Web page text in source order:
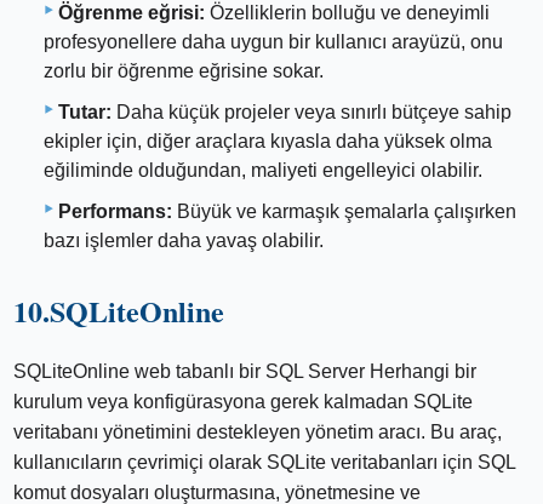
Öğrenme eğrisi: Özelliklerin bolluğu ve deneyimli
profesyonellere daha uygun bir kullanıcı arayüzü, onu
zorlu bir öğrenme eğrisine sokar.
Tutar: Daha küçük projeler veya sınırlı bütçeye sahip
ekipler için, diğer araçlara kıyasla daha yüksek olma
eğiliminde olduğundan, maliyeti engelleyici olabilir.
Performans: Büyük ve karmaşık şemalarla çalışırken
bazı işlemler daha yavaş olabilir.
10.SQLiteOnline
SQLiteOnline web tabanlı bir SQL Server Herhangi bir
kurulum veya konfigürasyona gerek kalmadan SQLite
veritabanı yönetimini destekleyen yönetim aracı. Bu araç,
kullanıcıların çevrimiçi olarak SQLite veritabanları için SQL
komut dosyaları oluşturmasına, yönetmesine ve